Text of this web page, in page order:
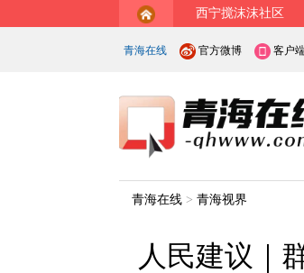
西宁搅沫沫社区
青海在线 官方微博 客户
青海在线 > 青海视界
人民建议｜